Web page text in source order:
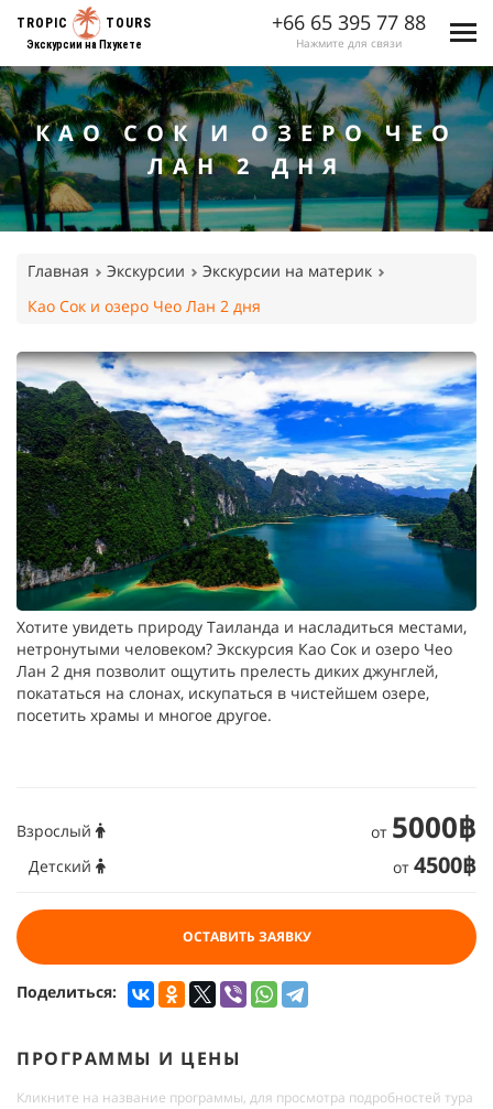
TROPIC TOURS
Экскурсии на Пхукете
+66 65 395 77 88
Нажмите для связи
КАО СОК И ОЗЕРО ЧЕО
ЛАН 2 ДНЯ
Главная Экскурсии
Экскурсии на материк
Као Сок и озеро Чео Лан 2 дня
Хотите увидеть природу Таиланда и насладиться местами,
нетронутыми человеком? Экскурсия Као Сок и озеро Чео
Лан 2 дня позволит ощутить прелесть диких джунглей,
покататься на слонах, искупаться в чистейшем озере,
посетить храмы и многое другое.
Взрослый
Детский
от 5000฿
от 4500฿
ОСТАВИТЬ ЗАЯВКУ
Поделиться:
ПРОГРАММЫ И ЦЕНЫ
Кликните на название программы, для просмотра подробностей тура